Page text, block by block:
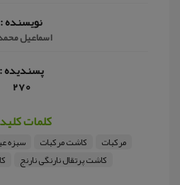
نویسنده :
اسماعیل
پسندیده :
270
کلمات
مرکبات کاشت مرکبات سبزه
کاشت پرتقال نارنگی نارنج